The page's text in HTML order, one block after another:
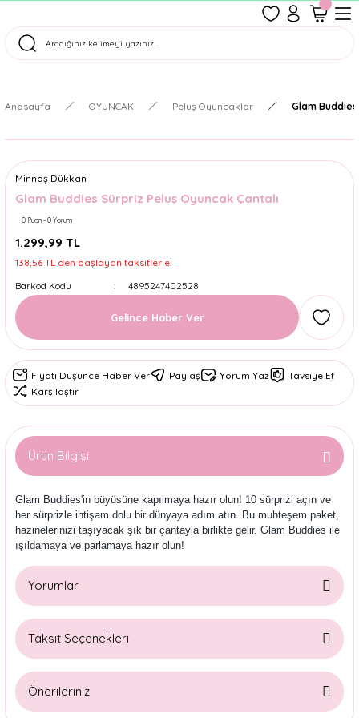
Tüm Siparişler Aynı Gün Kargoda!
Anasayfa OYUNCAK Peluş Oyuncaklar Glam
Minnoş Dükkan
Glam Buddies Sürpriz Peluş Oyuncak Çantalı
0 Puan - 0 Yorum
1.299,99 TL
138,56 TL den başlayan taksitlerle!
Barkod Kodu
4895247402528
Gelince Haber Ver
Fiyatı Düşünce Haber Ver Paylaş Yorum Yaz
Tavsiye Et
Karşılaştır
Ürün Bilgisi
Glam Buddies'in büyüsüne kapılmaya hazır olun! 10 sürprizi açın ve
her sürprizle ihtişam dolu bir dünyaya adım atın. Bu muhteşem paket,
hazinelerinizi taşıyacak şık bir çantayla birlikte gelir. Glam Buddies ile
ışıldamaya ve parlamaya hazır olun!
Yorumlar
Taksit Seçenekleri
Önerileriniz